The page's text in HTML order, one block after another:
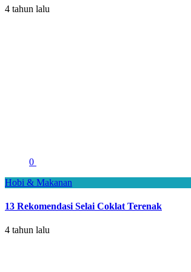
4 tahun lalu
0
Hobi & Makanan
13 Rekomendasi Selai Coklat Terenak
4 tahun lalu